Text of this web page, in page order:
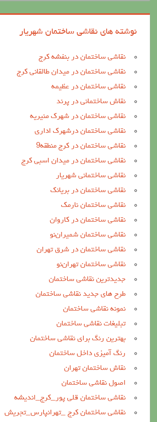
نوشته های نقاشی ساختمان شهریار
نقاشی ساختمان در بنفشه کرج
نقاشی ساختمان در میدان طالقانی کرج
نقاشی ساختمان در عظیمه
نقاش ساختمانی در پرند
نقاشی ساختمان در شهرک منیریه
نقاشی ساختمان درشهرک اداری
نقاشی ساختمان در کرج منطقه9
نقاشی ساختمان در میدان اسبی کرج
نقاشی ساختمانی شهریار
نقاشی ساختمان در بریانک
نقاشی ساختمان نارمک
نقاشی ساختمان در کاروان
نقاشی ساختمان شمیران‌نو
نقاشی ساختمان در شرق تهران
نقاشی ساختمان تهران‌نو
جدیدترین نقاشی ساختمان
طرح های جدید نقاشی ساختمان
نمونه نقاشی ساختمان
تبلیغات نقاشی ساختمان
بهترین رنگ برای نقاشی ساختمان
رنگ آمیزی داخل ساختمان
نقاش ساختمان تهران
اصول نقاشی ساختمان
نقاشی ساختمان قلی پور_کرج_اندیشه
نقاشی ساختمان کرج _تهرانپارس_تجریش